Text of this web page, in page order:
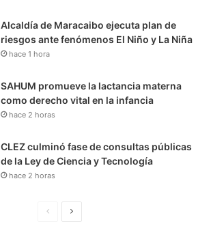
Alcaldía de Maracaibo ejecuta plan de
riesgos ante fenómenos El Niño y La Niña
hace 1 hora
SAHUM promueve la lactancia materna
como derecho vital en la infancia
hace 2 horas
CLEZ culminó fase de consultas públicas
de la Ley de Ciencia y Tecnología
hace 2 horas